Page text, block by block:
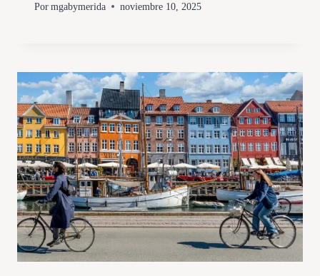
Por mgabymerida noviembre 10, 2025